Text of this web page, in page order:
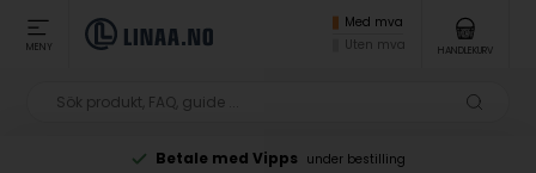
MENY
Med mva
Uten mva
HANDLEKURV
Betale med Vipps under bestilling